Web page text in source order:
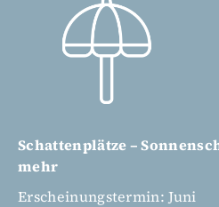
Schattenplätze –
mehr
Erscheinungstermin: Juni